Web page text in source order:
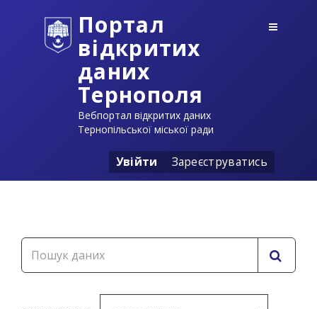
Портал
відкритих
даних
Тернополя
Вебпортал відкритих даних
Тернопільської міської ради
Увійти Зареєструватись